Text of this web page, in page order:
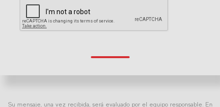
Su mensaje, una vez recibida, será evaluado por el equipo responsable. En